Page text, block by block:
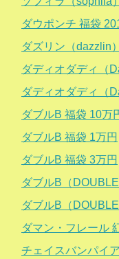
ダウポンチ 福袋
ダズリン（dazzlin
ダディオダディ（
ダディオダディ（
ダブルB 福袋 10万
ダブルB 福袋 1万円
ダブルB 福袋 3万円
ダブルB（
ダブルB（
ダマン・フレール
チェイスバンパイ